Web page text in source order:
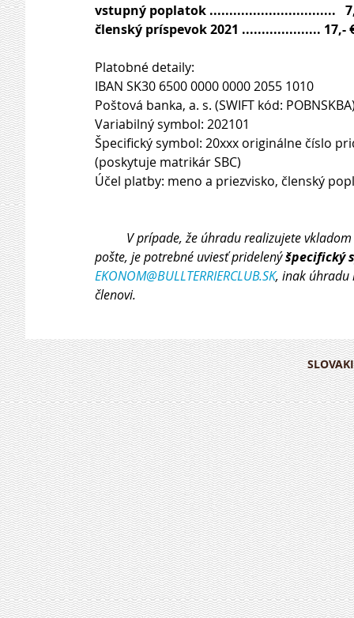
vstupný poplatok ................................
členský príspevok 2021 .................... 17,-
Platobné detaily:
IBAN SK30 6500 0000 0000 2055 1010
Poštová banka, a. s. (SWIFT kód:
Variabilný symbol: 202101
Špecifický symbol: 20xxx originálne číslo
(poskytuje matrikár SBC)
Účel platby: meno a priezvisko, členský
pošte, je potrebné uviesť pridelený špecifický
EKONOM@BULLTERRIERCLUB.SK, inak
členovi.